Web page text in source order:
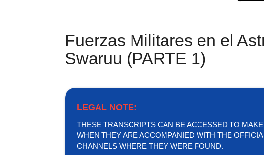
Fuerzas Militares en el
Swaruu (PARTE 1)
LEGAL NOTE:
THESE TRANSCRIPTS CAN BE ACCESSED TO
WHEN THEY ARE ACCOMPANIED WITH THE
CHANNELS WHERE THEY WERE FOUND.